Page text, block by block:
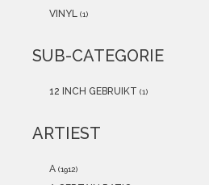
2018(0)
VINYL (1)
SUB-CATEGORIE
12 INCH GEBRUIKT (1)
ARTIEST
A (1912)